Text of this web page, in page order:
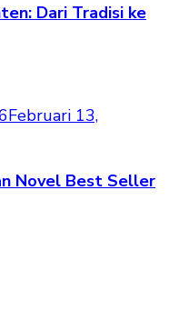
Dari Tradisi ke
Februari 13,
Novel Best Seller